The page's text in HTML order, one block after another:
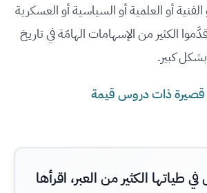
أو العلمية أو السياسية أو العسكرية
الكثير من الإسهامات الهامّة في تاريخ
بشكل كبير.
الكثير من العبر، اقرأها